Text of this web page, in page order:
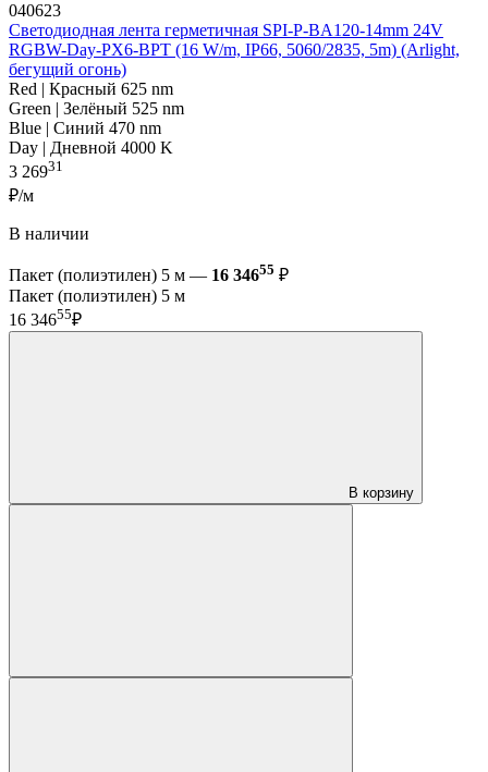
040623
Светодиодная лента герметичная SPI-P-BA120-14mm 24V
RGBW-Day-PX6-BPT (16 W/m, IP66, 5060/2835, 5m) (Arlight,
бегущий огонь)
Red | Красный 625 nm
Green | Зелёный 525 nm
Blue | Синий 470 nm
Day | Дневной 4000 K
3 26931
₽/м
В наличии
Пакет (полиэтилен) 5 м — 16 34655 ₽
Пакет (полиэтилен) 5 м
16 34655₽
В корзину